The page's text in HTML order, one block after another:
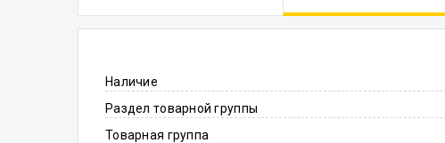
Наличие
Раздел товарной группы
Товарная группа